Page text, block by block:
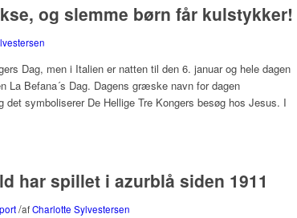
og slemme børn får kulstykker!
Dag, men i Italien er natten til den 6. januar og hele dagen
La Befana´s Dag. Dagens græske navn for dagen
det symboliserer De Hellige Tre Kongers besøg hos Jesus. I
har spillet i azurblå siden 1911
/afCharlotte Sylvestersen